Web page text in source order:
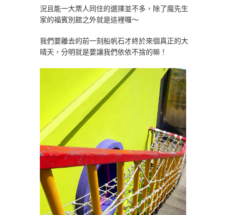
況且能一大票人同住的選擇並不多，除了魔先生
家的福賓別館之外就是這裡囉～
我們要離去的前一刻船帆石才終於來個真正的大
晴天，分明就是要讓我們依依不捨的嘛！